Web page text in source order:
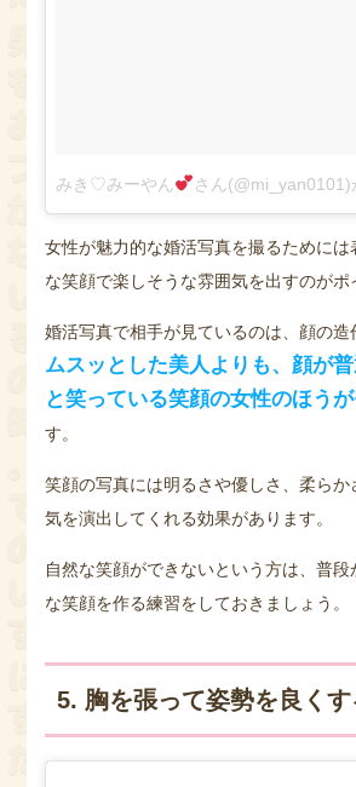
みき♡みーやん さん(@mi_yan0101)が
女性が魅力的な婚活写真を撮るためには
な笑顔で楽しそうな雰囲気を出すのがポ
婚活写真で相手が見ているのは、顔の造
ムスッとした美人よりも、顔が
と笑っている笑顔の女性のほう
す。
笑顔の写真には明るさや優しさ、柔らか
気を演出してくれる効果があります。
自然な笑顔ができないという方は、普段
な笑顔を作る練習をしておきましょう。
5. 胸を張って姿勢を良くす